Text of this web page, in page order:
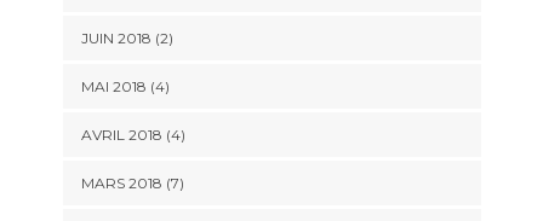
JUIN 2018 (2)
MAI 2018 (4)
AVRIL 2018 (4)
MARS 2018 (7)